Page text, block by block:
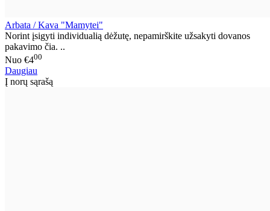
Arbata / Kava "Mamytei"
Norint įsigyti individualią dėžutę, nepamirškite užsakyti dovanos
pakavimo čia. ..
Nuo €400
Daugiau
Į norų sąrašą